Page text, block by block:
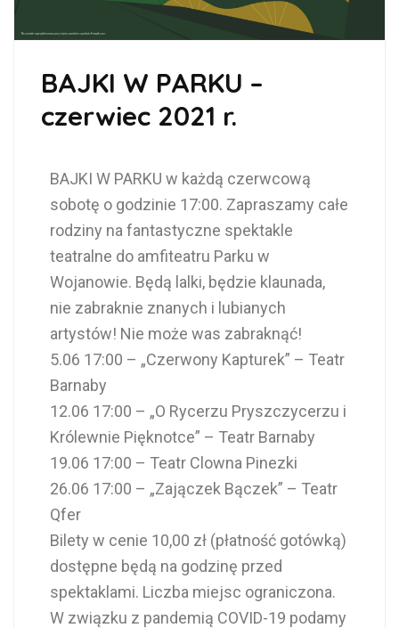
BAJKI W PARKU –
czerwiec 2021 r.
BAJKI W PARKU w każdą czerwcową
sobotę o godzinie 17:00. Zapraszamy całe
rodziny na fantastyczne spektakle
teatralne do amfiteatru Parku w
Wojanowie. Będą lalki, będzie klaunada,
nie zabraknie znanych i lubianych
artystów! Nie może was zabraknąć!
5.06 17:00 – „Czerwony Kapturek” – Teatr
Barnaby
12.06 17:00 – „O Rycerzu Pryszczycerzu i
Królewnie Pięknotce” – Teatr Barnaby
19.06 17:00 – Teatr Clowna Pinezki
26.06 17:00 – „Zajączek Bączek” – Teatr
Qfer
Bilety w cenie 10,00 zł (płatność gotówką)
dostępne będą na godzinę przed
spektaklami. Liczba miejsc ograniczona.
W związku z pandemią COVID-19 podamy